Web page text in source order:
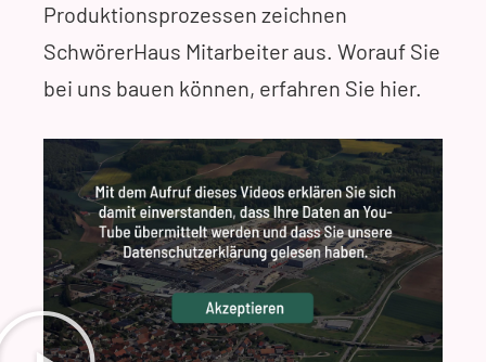
Produktionsprozessen zeichnen
SchwörerHaus Mitarbeiter aus. Worauf Sie
bei uns bauen können, erfahren Sie hier.